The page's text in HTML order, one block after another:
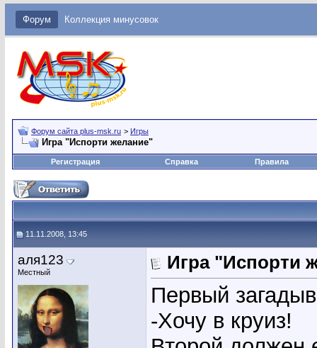
Форум Коллекция минусовок
Форум сайта plus-msk.ru > Игры
Игра "Испорти желание"
Регистрация Справка Правила
11.11.2008, 13:45
аля123
Местный Игра "Испорти
Первый
-Хочу в круиз!